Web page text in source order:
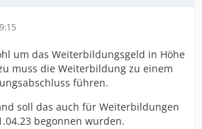
um das Weiterbildungsgeld in Höhe
muss die Weiterbildung zu einem
führen.
soll das auch für Weiterbildungen
begonnen wurden.